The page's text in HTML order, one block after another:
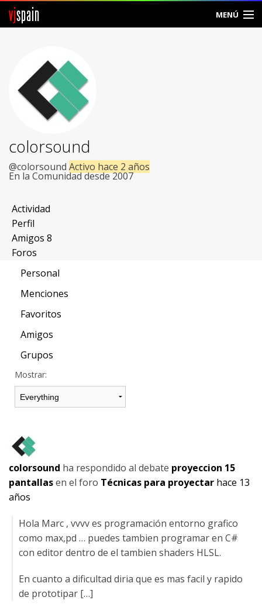
vjspain MENÚ
Noticias
Ayuda
Contacto
Entrar
Crear Cuenta
colorsound
@colorsound Activo hace 2 años
En la Comunidad desde 2007
Actividad
Perfil
Amigos 8
Foros
Personal
Menciones
Favoritos
Amigos
Grupos
Mostrar:
colorsound ha respondido al debate proyeccion 15
pantallasen el foro Técnicas para proyectar hace 13
años
Hola Marc , vvvv es programación entorno grafico
como max,pd … puedes tambien programar en C#
con editor dentro de el tambien shaders HLSL.
En cuanto a dificultad diria que es mas facil y rapido
de prototipar […]